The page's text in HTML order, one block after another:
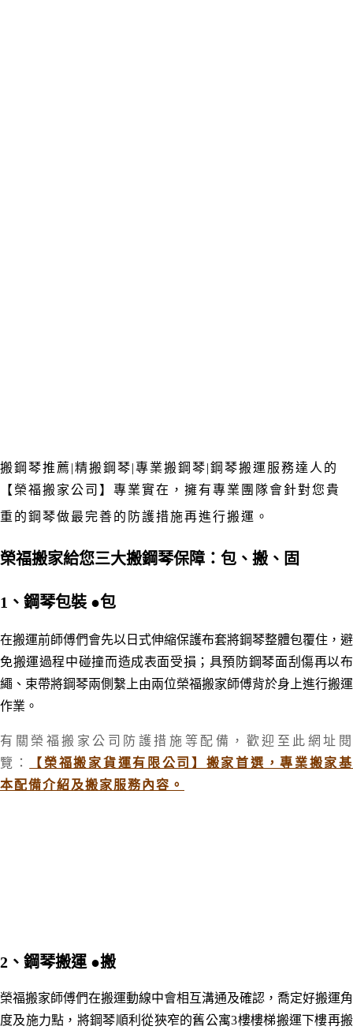
搬鋼琴推薦|精搬鋼琴|專業搬鋼琴|鋼琴搬運服務達人的
【榮福搬家公司】專業實在 ，擁有專業團隊會針對您貴
重的鋼琴做最完善的防護措施再進行搬運 。
榮福搬家給您三大搬鋼琴保障： 包、搬 、 固
1、鋼琴包裝 ●包
在搬運前師傅們會先以日式伸縮保護布套將鋼琴整體包覆住，避
免搬運過程中碰撞而造成表面受損；具預防鋼琴面刮傷再以布
繩、束帶將鋼琴兩側繫上由兩位榮福搬家師傅背於身上進行搬運
作業。
有關榮福搬家公司防護措施等配備， 歡迎至此網址閱
覽：
【榮福搬家貨運有限公司】搬家首選，專業搬家基
本配備介紹及搬家服務內容。
2、鋼琴搬運 ●搬
榮福搬家師傅們在搬運動線中會相互溝通及確認，喬定好搬運角
度及施力點，將鋼琴順利從狹窄的舊公寓3樓樓梯搬運下樓再搬